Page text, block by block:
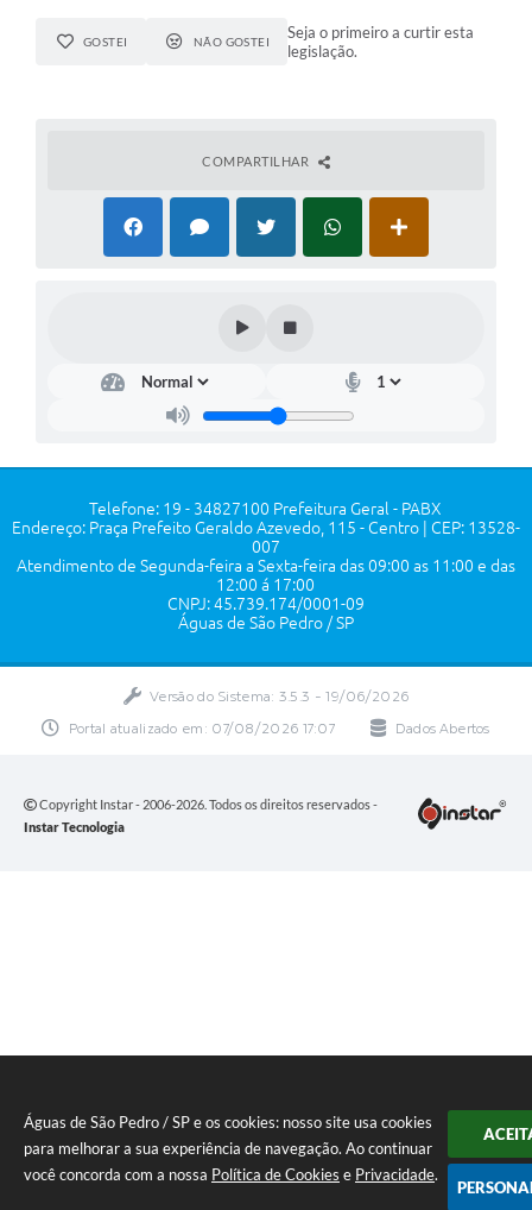
Águas de São Pedro / SP e os cookies: nosso site usa cookies
para melhorar a sua experiência de navegação. Ao continuar
você concorda com a nossa Política de Cookies e Privacidade.
GOSTEI NÃO GOSTEI
Seja o primeiro a curtir esta
legislação.
COMPARTILHAR
Telefone: 19 - 34827100 Prefeitura Geral - PABX
Endereço: Praça Prefeito Geraldo Azevedo, 115 - Centro | CEP: 13528-
007
Atendimento de Segunda-feira a Sexta-feira das 09:00 as 11:00 e das
12:00 á 17:00
CNPJ: 45.739.174/0001-09
Águas de São Pedro / SP
Versão do Sistema: 3.5.3 - 19/06/2026
Portal atualizado em: 07/08/2026 17:07 Dados Abertos
Copyright Instar - 2006-2026. Todos os direitos reservados -
Instar Tecnologia